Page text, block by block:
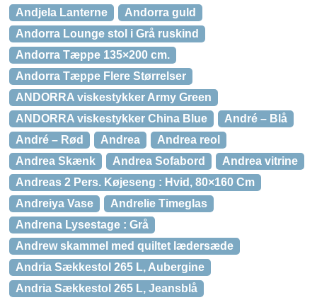
Andjela Lanterne
Andorra guld
Andorra Lounge stol i Grå ruskind
Andorra Tæppe 135×200 cm.
Andorra Tæppe Flere Størrelser
ANDORRA viskestykker Army Green
ANDORRA viskestykker China Blue
André – Blå
André – Rød
Andrea
Andrea reol
Andrea Skænk
Andrea Sofabord
Andrea vitrine
Andreas 2 Pers. Køjeseng : Hvid, 80×160 Cm
Andreiya Vase
Andrelie Timeglas
Andrena Lysestage : Grå
Andrew skammel med quiltet lædersæde
Andria Sækkestol 265 L, Aubergine
Andria Sækkestol 265 L, Jeansblå